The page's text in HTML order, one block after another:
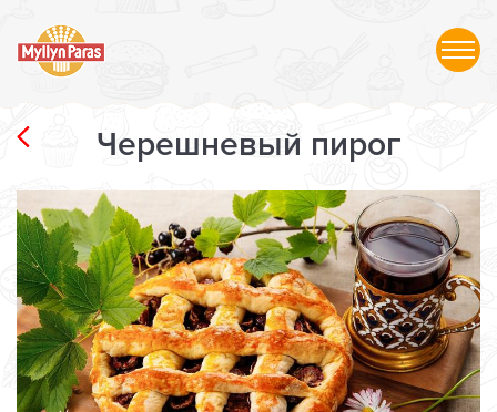
Черешневый пирог